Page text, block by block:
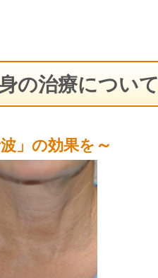
の治療について
」の効果を ～